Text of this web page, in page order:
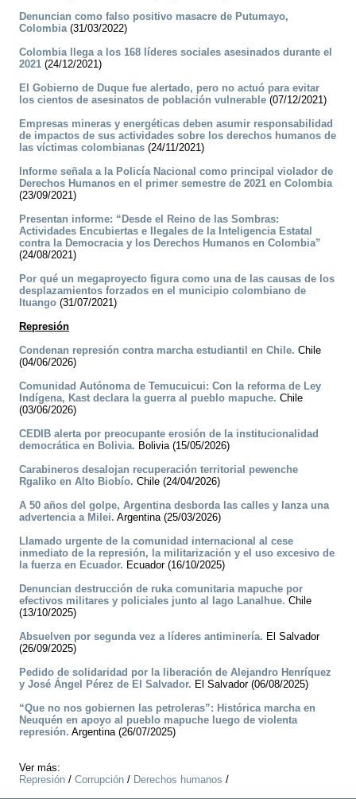
Denuncian como falso positivo masacre de Putumayo,
Colombia(31/03/2022)
Colombia llega a los 168 líderes sociales asesinados durante el
2021 (24/12/2021)
El Gobierno de Duque fue alertado, pero no actuó para evitar
los cientos de asesinatos de población vulnerable (07/12/2021)
Empresas mineras y energéticas deben asumir responsabilidad
de impactos de sus actividades sobre los derechos humanos de
las víctimas colombianas (24/11/2021)
Informe señala a la Policía Nacional como principal violador de
Derechos Humanos en el primer semestre de 2021 en Colombia
(23/09/2021)
Presentan informe: “Desde el Reino de las Sombras:
Actividades Encubiertas e Ilegales de la Inteligencia Estatal
contra la Democracia y los Derechos Humanos en Colombia”
(24/08/2021)
Por qué un megaproyecto figura como una de las causas de los
desplazamientos forzados en el municipio colombiano de
Ituango (31/07/2021)
Represión
Condenan represión contra marcha estudiantil en Chile. Chile
(04/06/2026)
Comunidad Autónoma de Temucuicui: Con la reforma de Ley
Indígena, Kast declara la guerra al pueblo mapuche. Chile
(03/06/2026)
CEDIB alerta por preocupante erosión de la institucionalidad
democrática en Bolivia. Bolivia (15/05/2026)
Carabineros desalojan recuperación territorial pewenche
Rgaliko en Alto Biobío. Chile (24/04/2026)
A 50 años del golpe, Argentina desborda las calles y lanza una
advertencia a Milei. Argentina (25/03/2026)
Llamado urgente de la comunidad internacional al cese
inmediato de la represión, la militarización y el uso excesivo de
la fuerza en Ecuador. Ecuador (16/10/2025)
Denuncian destrucción de ruka comunitaria mapuche por
efectivos militares y policiales junto al lago Lanalhue. Chile
(13/10/2025)
Absuelven por segunda vez a líderes antiminería. El Salvador
(26/09/2025)
Pedido de solidaridad por la liberación de Alejandro Henríquez
y José Ángel Pérez de El Salvador. El Salvador (06/08/2025)
“Que no nos gobiernen las petroleras”: Histórica marcha en
Neuquén en apoyo al pueblo mapuche luego de violenta
represión. Argentina (26/07/2025)
Ver más:
Represión / Corrupción / Derechos humanos /